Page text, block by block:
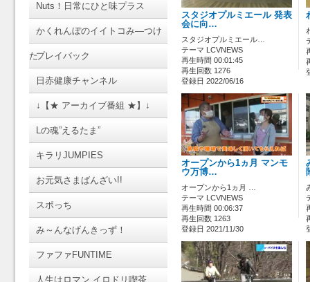
Nuts！日常にひと味プラス
かくれんぼのイイトコみ―つけ
たプレイバック
日赤健康チャンネル
↓【★ アーカイブ番組 ★】↓
Lの魂”えるたま”
キラリJUMPIES
お元気さまばんざい!!
スポっち
み～んなげんきっず！
ファファFUNTIME
人生はロマン イロドリ喫茶
スタジオプルミエール 発表
会に向…
スタジオプルミエール…
テーマ LCVNEWS
再生時間 00:01:45
再生回数 1276
登録日 2022/06/16
オープンから1ヵ月 マンモ
ウ万博…
オープンから1ヵ月 …
テーマ LCVNEWS
再生時間 00:06:37
再生回数 1263
登録日 2021/11/30